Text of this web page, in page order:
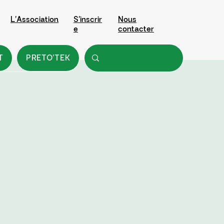
L'Association S'inscrir
e
Nous
contacter
PRETO'TEK